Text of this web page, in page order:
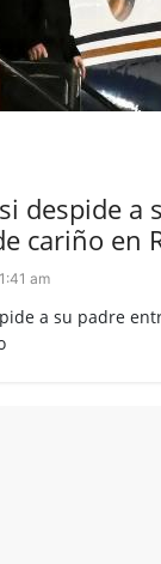
despide a
cariño en
am
a su padre